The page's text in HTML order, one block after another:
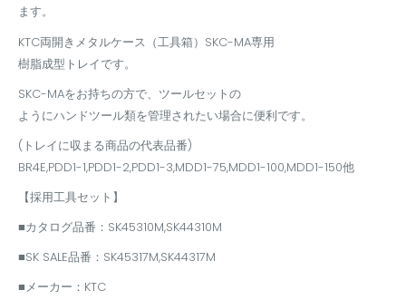
ます。
KTC両開きメタルケース（工具箱）SKC-MA専用
樹脂成型トレイです。
SKC-MAをお持ちの方で、ツールセットの
ようにハンドツール類を管理されたい場合に便利です。
(トレイに収まる商品の代表品番)
BR4E,PDD1-1,PDD1-2,PDD1-3,MDD1-75,MDD1-100,MDD1-150他
【採用工具セット】
■カタログ品番：SK45310M,SK44310M
■SK SALE品番：SK45317M,SK44317M
■メーカー：KTC